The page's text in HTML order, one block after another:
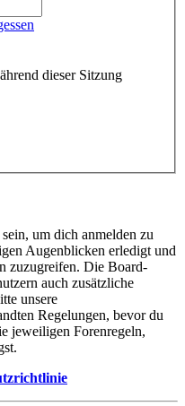
dieser Sitzung
um dich anmelden zu
Augenblicken erledigt und
zuzugreifen. Die Board-
auch zusätzliche
unsere
Regelungen, bevor du
jeweiligen Forenregeln,